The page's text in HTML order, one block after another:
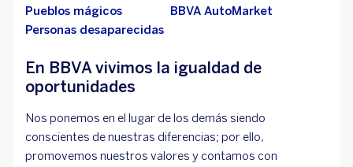
Pueblos mágicos
BBVA AutoMarket
Personas desaparecidas
En BBVA vivimos la igualdad de
oportunidades
Nos ponemos en el lugar de los demás siendo
conscientes de nuestras diferencias; por ello,
promovemos nuestros valores y contamos con